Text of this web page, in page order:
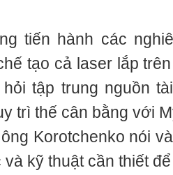
tiến hành các
tạo cả laser lắp
tập trung nguồn
trì thế cân bằng với
Korotchenko nói
kỹ thuật cần thiết